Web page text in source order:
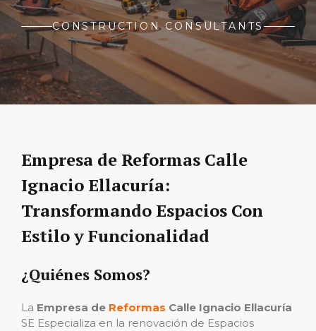
CONSTRUCTION CONSULTANTS
Empresa de Reformas Calle
Ignacio Ellacuría:
Transformando Espacios Con
Estilo y Funcionalidad
¿Quiénes Somos?
La Empresa de Reformas Calle Ignacio Ellacuría
SE Especializa en la renovación de Espacios